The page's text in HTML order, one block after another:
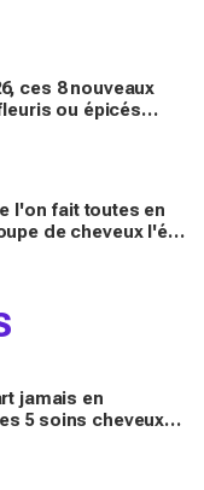
ces 8 nouveaux
ou épicés
l'on fait toutes en
de cheveux l'été
jamais en
5 soins cheveux :